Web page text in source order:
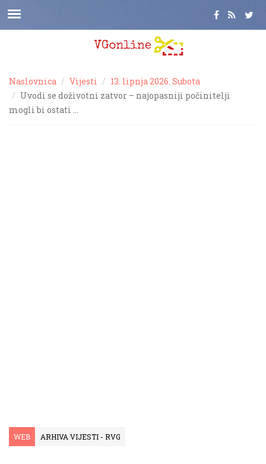
Naslovnica Vijesti
13. lipnja 2026. Subota
Uvodi se doživotni zatvor – najopasniji počinitelji
mogli bi ostati …
WEB ARHIVA VIJESTI - RVG